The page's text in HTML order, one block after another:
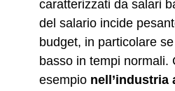
caratterizzati da salari
del salario incide
budget, in particolare
basso in tempi normali.
esempio nell’industria